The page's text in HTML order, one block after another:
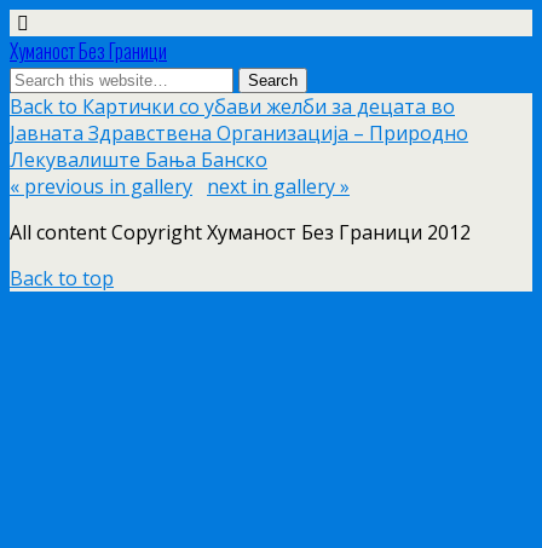
Хуманост Без Граници
Back to Картички со убави желби за децата во
Јавната Здравствена Организација – Природно
Лекувалиште Бања Банско
« previous in gallery next in gallery »
All content Copyright Хуманост Без Граници 2012
Back to top